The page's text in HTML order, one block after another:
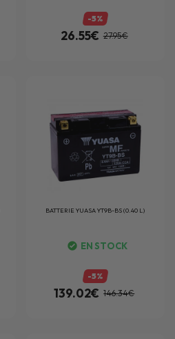
-5%
26.55€ 27.95€
BATTERIE YUASA YT9B-BS (0.40 L)
EN STOCK
-5%
139.02€ 146.34€